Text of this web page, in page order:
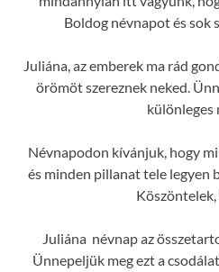
Boldog névnapot és sok
Juliána, az emberek ma rád
örömöt szereznek neked.
különleges
Névnapodon kívánjuk, hogy
és minden pillanat tele legyen
Juliána névnap az
Ünnepeljük meg ezt a